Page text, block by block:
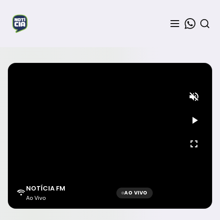
NOTÍCIA FM
Ao Vivo
AO VIVO